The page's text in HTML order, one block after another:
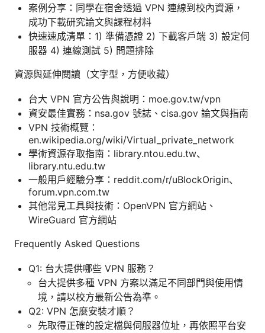
案例分享：同學在宿舍透過 VPN 連線到校內資源，
成功下載研究論文與課程材料
快速速成清單：1) 準備憑證 2) 下載客戶端 3) 設定伺
服器 4) 連線測試 5) 問題排除
資源與延伸閱讀（文字型，方便收藏）
台大 VPN 官方公告與說明：moe.gov.tw/vpn
資安最佳實務：nsa.gov 號誌、cisa.gov 論文與指南
VPN 技術概覽：
en.wikipedia.org/wiki/Virtual_private_network
學術資源存取指南：library.ntou.edu.tw、
library.ntu.edu.tw
一般用戶經驗分享：reddit.com/r/uBlockOrigin、
forum.vpn.com.tw
其他常見工具與技術：OpenVPN 官方網站、
WireGuard 官方網站
Frequently Asked Questions
Q1: 台大提供哪些 VPN 服務？
台大提供多種 VPN 方案以滿足不同部門與使用情
境，請以校方最新公告為準。
Q2: VPN 怎麼安裝才順？
先取得正確的設定檔與伺服器位址，再依照平台安